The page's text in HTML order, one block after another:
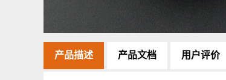
产品描述 产品文档 用户评价